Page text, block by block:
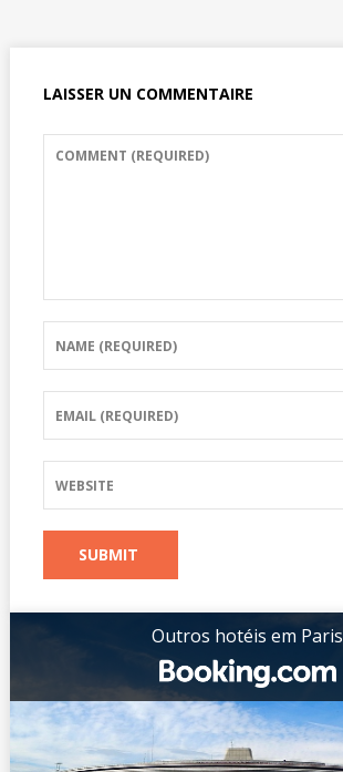
LAISSER UN COMMENTAIRE
Outros hotéis em Paris